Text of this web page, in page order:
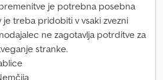
je potrebna posebna
treba pridobiti v vsaki zvezni
ne zagotavlja potrditve za
stranke.